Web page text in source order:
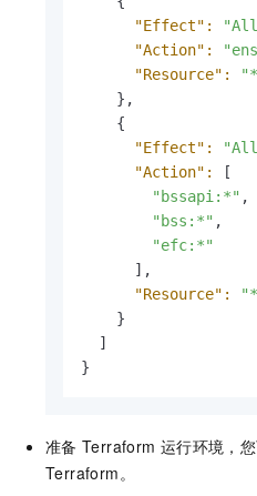
"Effect":
"Action":
"Resource":
    },
    {
"Effect":
"Action":
[
"bssapi:*" ,
"bss:*" ,
"efc:*"
      ],
"Resource":
    }
  ]
}
准备 Terraform 运行环境，
Terraform。